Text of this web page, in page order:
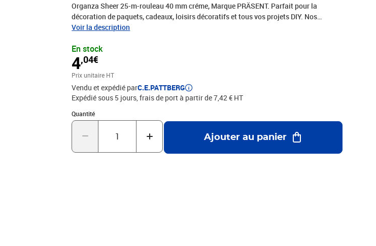
Organza Sheer 25-m-rouleau 40 mm créme, Marque PRÄSENT. Parfait pour la
décoration de paquets, cadeaux, loisirs décoratifs et tous vos projets DIY. Nos
produits sont fabriqués en Allemagne et sont composés à 100% de matériaux
une communion, Noël, le Nouvel An ou même pour Pâques – ce fabuleux accessoire
rend rapidement les emballages cadeaux beaux et attrayants.
Voir la description
En stock
4,04€
Prix unitaire HT
Vendu et expédié parC.E.PATTBERG
Expédié sous 5 jours, frais de port à partir de 7,42 € HT
Quantité
Quantité : 1
Ajouter au panier